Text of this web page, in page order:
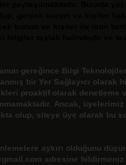
gereğince Bilgi
bir Yer Sağlayıcı olarak
proaktif olarak denetleme
Ancak, üyelerimiz
olup, siteye üye olarak bu
aykırı olduğunu
adresine